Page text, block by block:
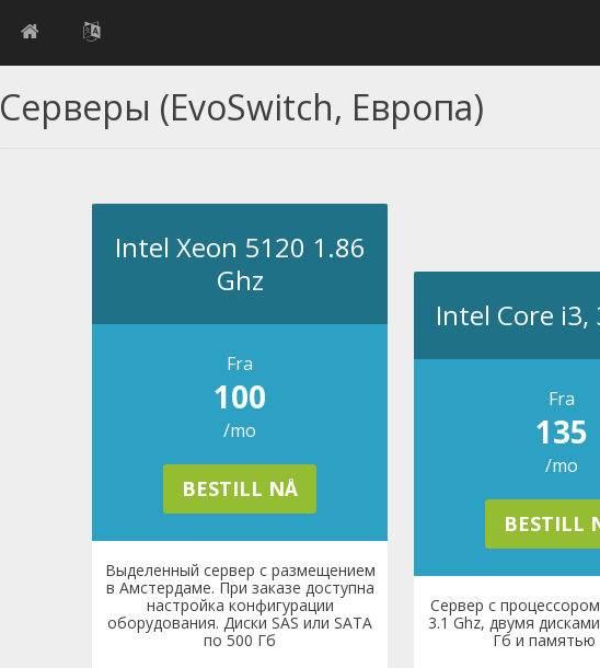
Серверы (EvoSwitch, Европа)
Intel Xeon 5120 1.86
Ghz
Fra
100
/mo
BESTILL NÅ
Выделенный сервер с размещением
в Амстердаме. При заказе доступна
настройка конфигурации
оборудования. Диски SAS или SATA
по 500 Гб
Intel Core i3,
Fra
135
/mo
BESTILL
Сервер с
3.1 Ghz, двумя
Гб и памятью